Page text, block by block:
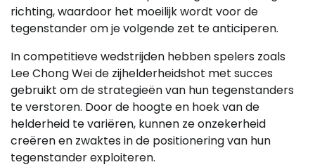
richting, waardoor het moeilijk wordt voor de
tegenstander om je volgende zet te anticiperen.
In competitieve wedstrijden hebben spelers zoals
Lee Chong Wei de zijhelderheidshot met succes
gebruikt om de strategieën van hun tegenstanders
te verstoren. Door de hoogte en hoek van de
helderheid te variëren, kunnen ze onzekerheid
creëren en zwaktes in de positionering van hun
tegenstander exploiteren.